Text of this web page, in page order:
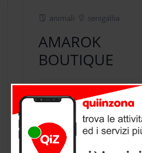
animali senigallia
AMAROK
BOUTIQUE
negozio animalia Senigallia,
provincia di Ancona